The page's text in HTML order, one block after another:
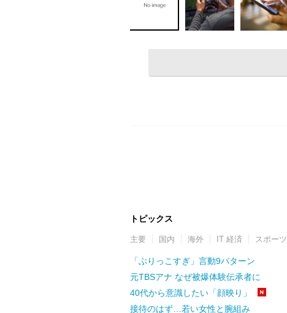
トピックス
主要 国内 海外 IT 経済 スポーツ
「ぶりっこすぎ」言動9パターン
元TBSアナ なぜ被爆体験伝承者に
40代から意識したい「顔映り」
接待のはず…若い女性と腕組み